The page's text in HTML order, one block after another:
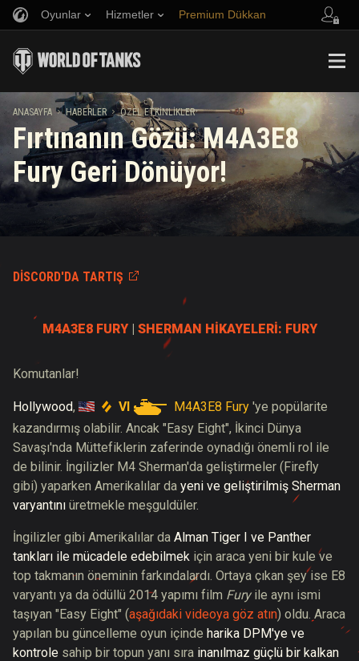
Oyunlar Hizmetler Premium Dükkan
Müzik
Adil Oyun Politikası
Wargaming.net Game Center
Twitch Ganimetleri Rehberi
Arkadaş Öner
Discord
Mod Merkezi
Medya
ANASAYFA HABERLER ÖZEL ETKINLIKLER
Fırtınanın Gözü: M4A3E8
Fury Geri Dönüyor!
DISCORD'DA TARTIŞ
M4A3E8 FURY| SHERMAN HİKAYELERİ: FURY
Komutanlar!
Hollywood, VI M4A3E8 Fury 'ye popülarite
kazandırmış olabilir. Ancak "Easy Eight", İkinci Dünya
Savaşı'nda Müttefiklerin zaferinde oynadığı önemli rol ile
de bilinir. İngilizler M4 Sherman'da geliştirmeler (Firefly
gibi) yaparken Amerikalılar da yeni ve geliştirilmiş Sherman
varyantını üretmekle meşguldüler.
İngilizler gibi Amerikalılar da Alman Tiger I ve Panther
tankları ile mücadele edebilmek için araca yeni bir kule ve
top takmanın öneminin farkındalardı. Ortaya çıkan şey ise E8
varyantı ya da ödüllü 2014 yapımı film Furyile aynı ismi
taşıyan "Easy Eight" (aşağıdaki videoya göz atın) oldu. Araca
yapılan bu güncelleme oyun içinde harika DPM'ye ve
kontrole sahip bir topun yanı sıra inanılmaz güçlü bir kalkan